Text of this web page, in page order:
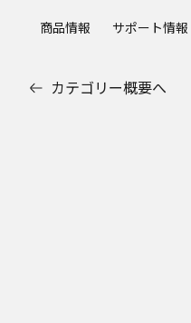
商品情報 サポート情報
カテゴリー概要へ